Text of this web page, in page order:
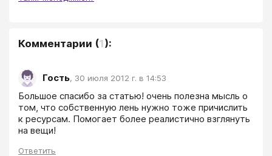
Комментарии (1):
Гость, 30 июля 2012 г. в 14:53
Большое спасибо за статью! очень полезна мысль о
том, что собственную лень нужно тоже причислить
к ресурсам. Помогает более реалистично взглянуть
на вещи!
Ответить